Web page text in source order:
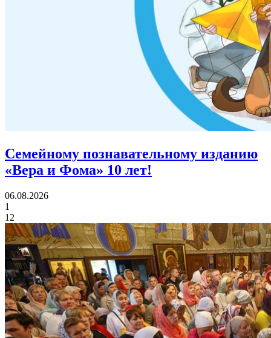
Семейному познавательному изданию
«Вера и Фома» 10 лет!
06.08.2026
1
12